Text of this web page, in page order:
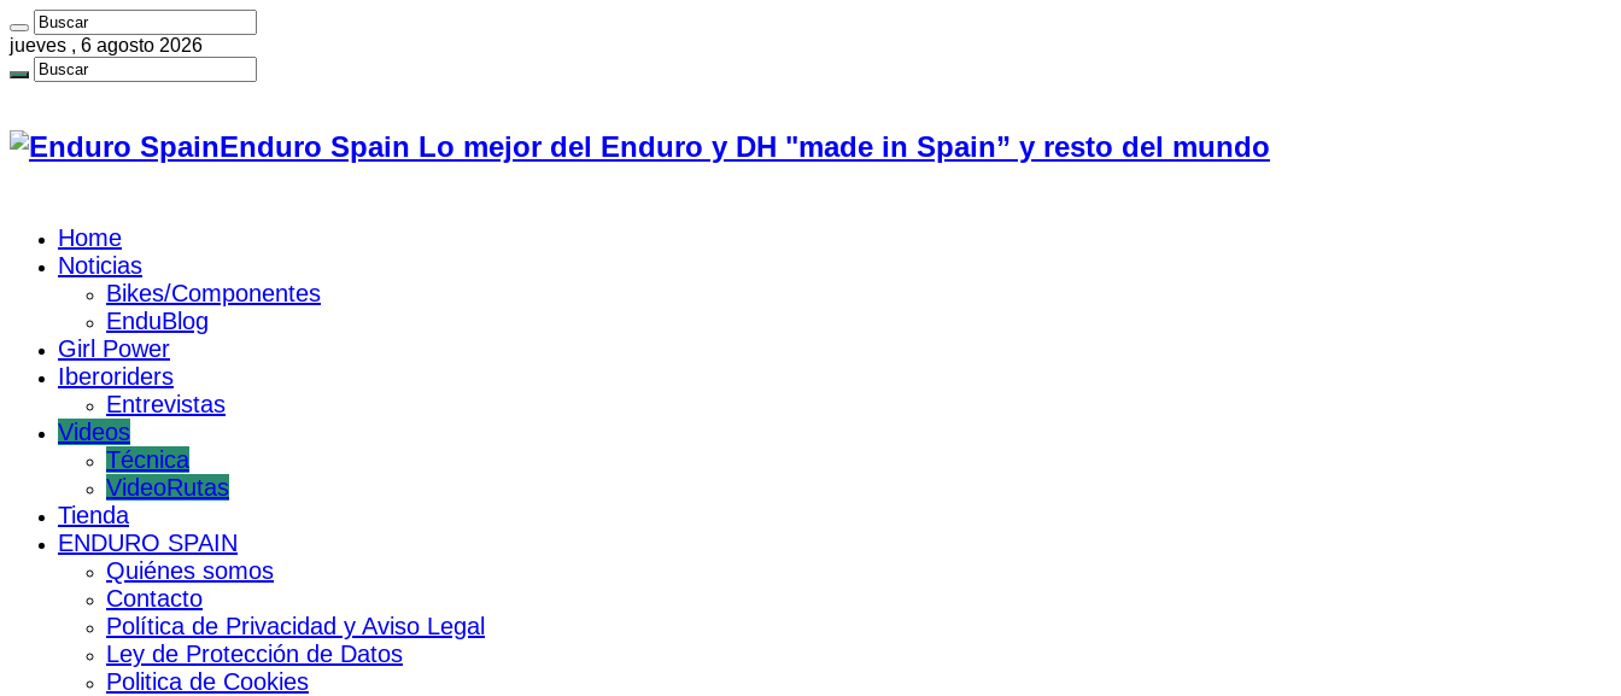
jueves , 6 agosto 2026
Enduro Spain Lo mejor del Enduro y DH "made in Spain” y resto del mundo
Home
Noticias
Bikes/Componentes
EnduBlog
Girl Power
Iberoriders
Entrevistas
Videos
Técnica
VideoRutas
Tienda
ENDURO SPAIN
Quiénes somos
Contacto
Política de Privacidad y Aviso Legal
Ley de Protección de Datos
Politica de Cookies